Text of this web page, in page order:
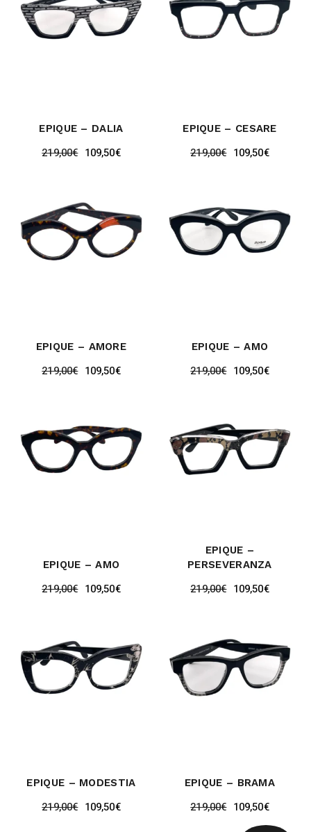
EPIQUE – DALIA
219,00€ 109,50€
EPIQUE – CESARE
219,00€ 109,50€
EPIQUE – AMORE
219,00€ 109,50€
EPIQUE – AMO
219,00€ 109,50€
EPIQUE – AMO
219,00€ 109,50€
EPIQUE –
PERSEVERANZA
219,00€ 109,50€
EPIQUE – MODESTIA
219,00€ 109,50€
EPIQUE – BRAMA
219,00€ 109,50€